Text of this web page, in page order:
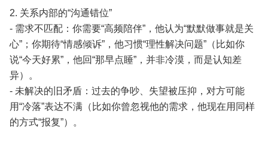
2. 关系内部的“沟通错位”
- 需求不匹配：你需要“高频陪伴”，他认为“默默做事就是关
心”；你期待“情感倾诉”，他习惯“理性解决问题”（比如你
说“今天好累”，他回“那早点睡”，并非冷漠，而是认知差
异）。
- 未解决的旧矛盾：过去的争吵、失望被压抑，对方可能
用“冷落”表达不满（比如你曾忽视他的需求，他现在用同样
的方式“报复”）。